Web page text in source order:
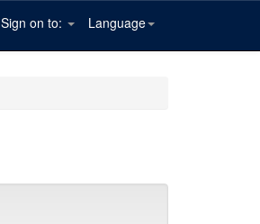
Language
Sign on to: